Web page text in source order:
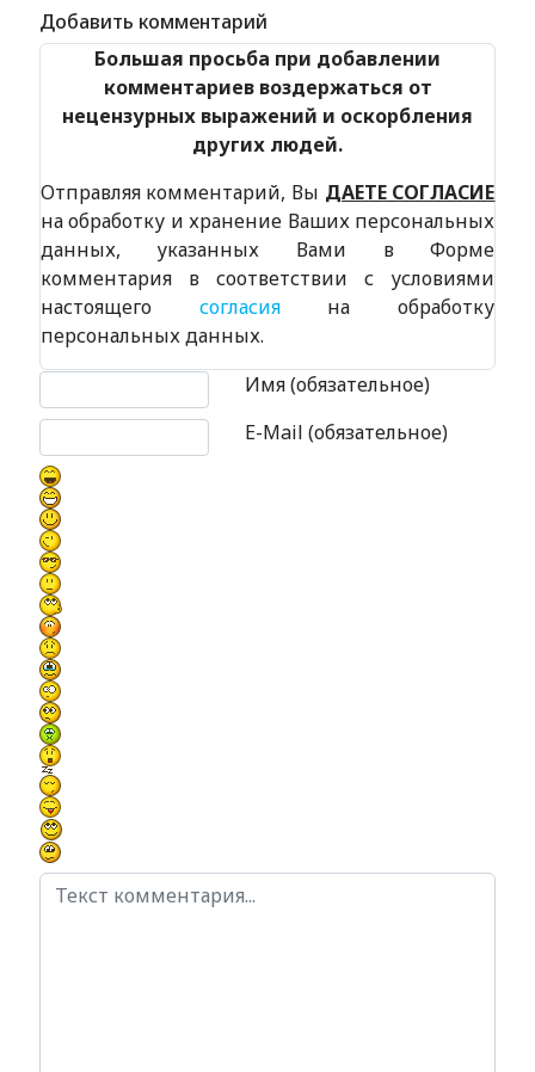
Добавить комментарий
Большая просьба при добавлении
комментариев воздержаться от
нецензурных выражений и оскорбления
других людей.
Отправляя комментарий, Вы ДАЕТЕ СОГЛАСИЕ
на обработку и хранение Ваших персональных
данных, указанных Вами в Форме
комментария в соответствии с условиями
настоящего согласияна обработку
персональных данных.
Имя (обязательное)
E-Mail (обязательное)
Текст комментария